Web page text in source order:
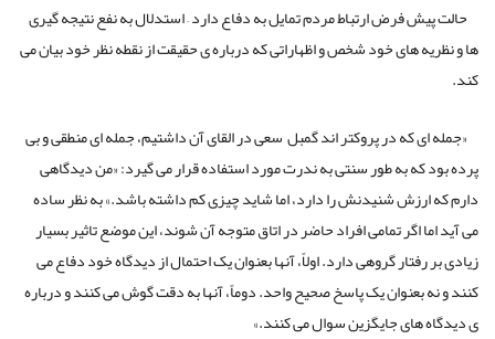
حالت پیش فرض ارتباط مردم تمایل به دفاع دارد – استدلال به نفع نتیجه گیری
ها و نظریه های خود شخص و اظهاراتی که درباره ی حقیقت از نقطه نظر خود بیان می
کند.
«جمله ای که در پروکتر اند گمبل سعی در القای آن داشتیم، جمله ای منطقی و بی
پرده بود که به طور سنتی به ندرت مورد استفاده قرار می گیرد: «من دیدگاهی
دارم که ارزش شنیدنش را دارد، اما شاید چیزی کم داشته باشد.» به نظر ساده
می آید اما اگر تمامی افراد حاضر در اتاق متوجه آن شوند، این موضع تاثیر بسیار
زیادی بر رفتار گروهی دارد. اولاً، آنها بعنوان یک احتمال از دیدگاه خود دفاع می
کنند و نه بعنوان یک پاسخ صحیح واحد. دوماً، آنها به دقت گوش می کنند و درباره
ی دیدگاه های جایگزین سوال می کنند.»